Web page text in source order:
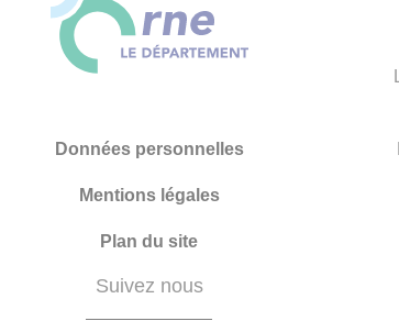
Données personnelles
Mentions légales
Plan du site
Suivez nous